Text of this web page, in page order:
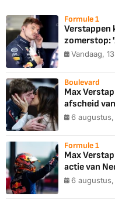
Formule 1
Verstappen
zomerstop:
Vandaag,
Boulevard
Max
afscheid
6 augustus,
Formule 1
Max
actie van
6